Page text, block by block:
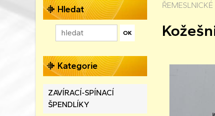
Hledat
Kategorie
ZAVÍRACÍ-SPÍNACÍ
ŠPENDLÍKY